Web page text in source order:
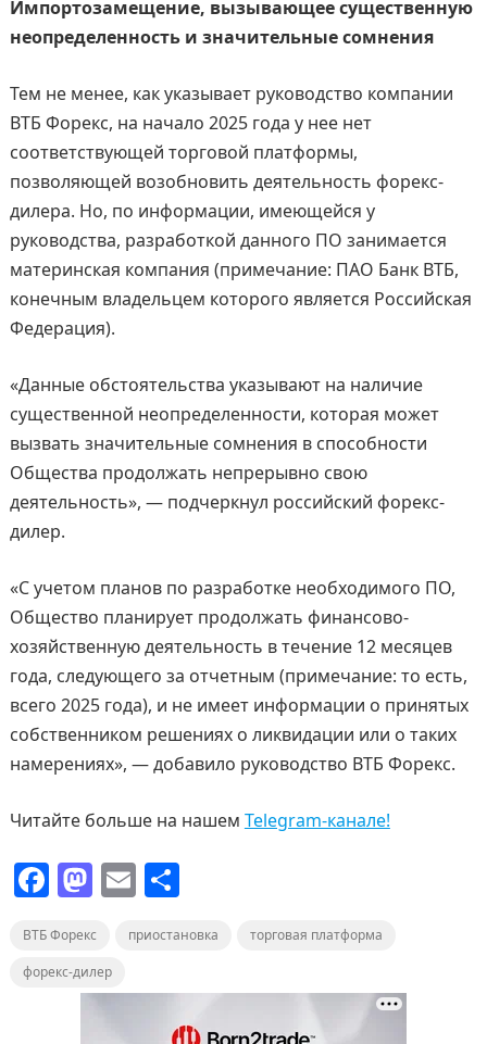
Импортозамещение, вызывающее существенную
неопределенность и значительные сомнения
Тем не менее, как указывает руководство компании
ВТБ Форекс, на начало 2025 года у нее нет
соответствующей торговой платформы,
позволяющей возобновить деятельность форекс-
дилера. Но, по информации, имеющейся у
руководства, разработкой данного ПО занимается
материнская компания (примечание: ПАО Банк ВТБ,
конечным владельцем которого является Российская
Федерация).
«Данные обстоятельства указывают на наличие
существенной неопределенности, которая может
вызвать значительные сомнения в способности
Общества продолжать непрерывно свою
деятельность», — подчеркнул российский форекс-
дилер.
«С учетом планов по разработке необходимого ПО,
Общество планирует продолжать финансово-
хозяйственную деятельность в течение 12 месяцев
года, следующего за отчетным (примечание: то есть,
всего 2025 года), и не имеет информации о принятых
собственником решениях о ликвидации или о таких
намерениях», — добавило руководство ВТБ Форекс.
Читайте больше на нашем Telegram-канале!
F
c
e
M
st
o
d
E
ai
l
О
п
р
а
ВТБ Форекс приостановка
торговая платформа
форекс-дилер